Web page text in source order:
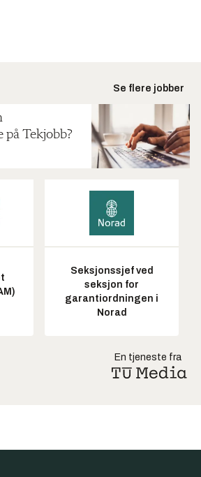
Se flere jobber
Tekjobb?
Seksjonssjef ved
seksjon for
garantiordningen i
Norad
En tjeneste fra